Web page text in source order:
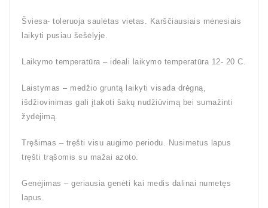
Šviesa- toleruoja saulėtas vietas. Karščiausiais mėnesiais
laikyti pusiau šešėlyje.
Laikymo temperatūra – ideali laikymo temperatūra 12- 20 C.
Laistymas – medžio gruntą laikyti visada drėgną,
išdžiovinimas gali įtakoti šakų nudžiūvimą bei sumažinti
žydėjimą.
Tręšimas – tręšti visu augimo periodu. Nusimetus lapus
tręšti trąšomis su mažai azoto.
Genėjimas – geriausia genėti kai medis dalinai numetęs
lapus.